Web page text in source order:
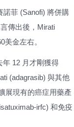
諾菲 (Sanofi) 將併購
傳出後，Mirati
金左右。
年 12 月才剛獲得
(adagrasib) 與其他
展現有的癌症用藥產
irfc) 和免疫